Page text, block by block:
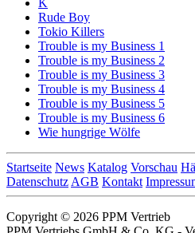
K
Rude Boy
Tokio Killers
Trouble is my Business 1
Trouble is my Business 2
Trouble is my Business 3
Trouble is my Business 4
Trouble is my Business 5
Trouble is my Business 6
Wie hungrige Wölfe
Startseite News Katalog Vorschau
Datenschutz AGB Kontakt
Copyright © 2026 PPM Vertrieb